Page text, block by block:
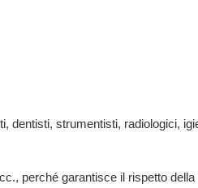
dentisti, strumentisti, radiologici,
perché garantisce il rispetto